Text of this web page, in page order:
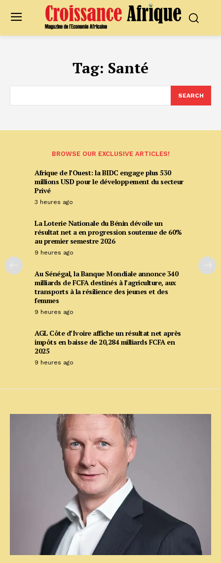
Tag: Santé
SEARCH
BROWSE OUR EXCLUSIVE ARTICLES!
Afrique de l’Ouest: la BIDC engage plus 530
millions USD pour le développement du secteur
Privé
3 heures ago
La Loterie Nationale du Bénin dévoile un
résultat net a en progression soutenue de 60%
au premier semestre 2026
9 heures ago
Au Sénégal, la Banque Mondiale annonce 340
milliards de FCFA destinés à l’agriculture, aux
transports à la résilience des jeunes et des
femmes
9 heures ago
AGL Côte d’Ivoire affiche un résultat net après
impôts en baisse de 20,284 milliards FCFA en
2025
9 heures ago